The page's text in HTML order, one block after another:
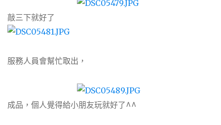
敲三下就好了
服務人員會幫忙取出，
成品，個人覺得給小朋友玩就好了^^